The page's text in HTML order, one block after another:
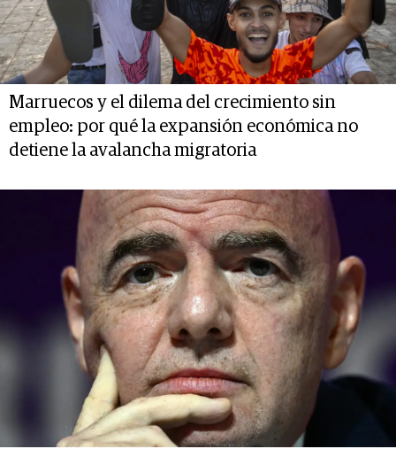
Marruecos y el dilema del crecimiento sin
empleo: por qué la expansión económica no
detiene la avalancha migratoria